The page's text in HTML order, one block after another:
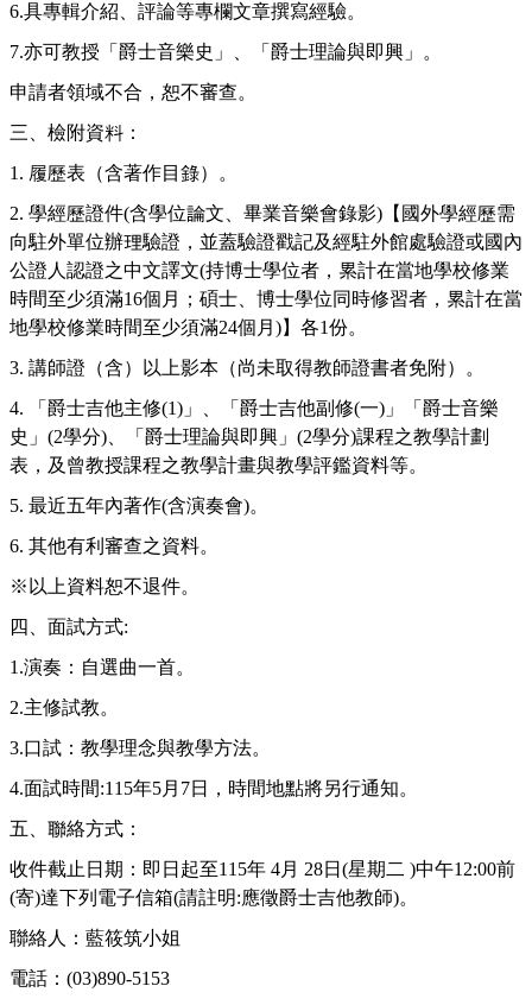
6.具專輯介紹、評論等專欄文章撰寫經驗。
7.亦可教授「爵士音樂史」、「爵士理論與即興」。
申請者領域不合，恕不審查。
三、檢附資料：
1. 履歷表（含著作目錄）。
2. 學經歷證件(含學位論文、畢業音樂會錄影) 【國外學經歷需
向駐外單位辦理驗證，並蓋驗證戳記及經駐外館處驗證或國內
公證人認證之中文譯文(持博士學位者，累計在當地學校修業
時間至少須滿16個月；碩士、博士學位同時修習者，累計在當
地學校修業時間至少須滿24個月 )】各1份。
3. 講師證（含）以上影本（尚未取得教師證書者免附）。
4.
「爵士吉他主修(1) 」、「爵士吉他副修(一) 」「爵士音樂
史」 (2學分) 、「爵士理論與即興」 (2學分)課程之教學計劃
表，及曾教授課程之教學計畫與教學評鑑資料等。
5. 最近五年內著作(含演奏會)。
6. 其他有利審查之資料。
※以上資料恕不退件。
四、面試方式:
1.演奏：自選曲一首。
2.主修試教。
3.口試：教學理念與教學方法。
4.面試時間:115年5月 7日，時間地點將另行通知。
五、聯絡方式：
收件截止日期：即日起至115年 4月 28日 (星期二 )中午12:00前
(寄)達下列電子信箱(請註明:應徵爵士吉他教師)。
聯絡人：藍筱筑小姐
電話： (03)890-5153